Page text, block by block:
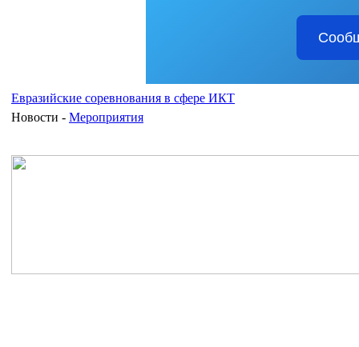
Евразийские соревнования в сфере ИКТ
Новости - Мероприятия